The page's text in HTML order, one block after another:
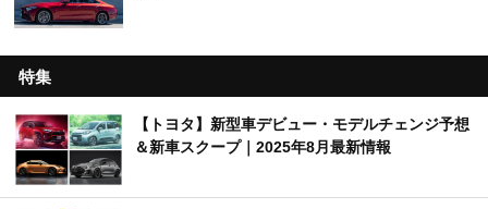
特集
【トヨタ】新型車デビュー・モデルチェンジ予想
＆新車スクープ｜2025年8月最新情報